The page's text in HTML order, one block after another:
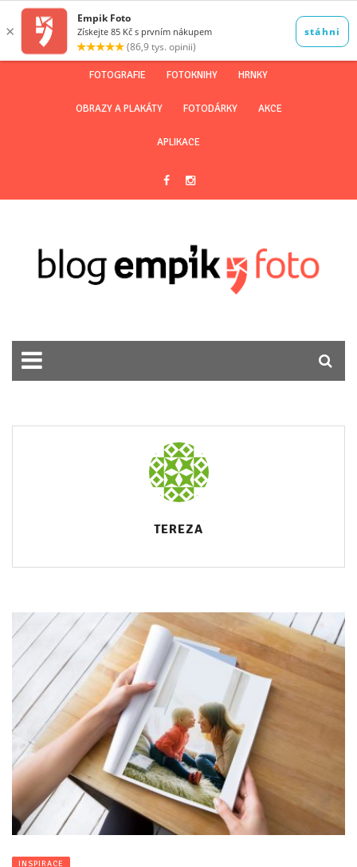
FOTOGRAFIE FOTOKNIHY HRNKY
OBRAZY A PLAKÁTY FOTODÁRKY AKCE
APLIKACE
TEREZA
INSPIRACE